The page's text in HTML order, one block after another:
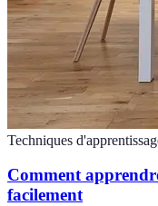
Techniques
Comment
facilement